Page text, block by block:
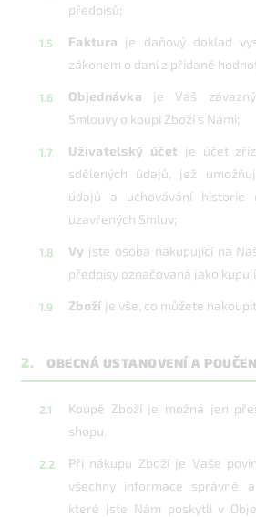
předpisů;
Faktura je daňový doklad
zákonem o dani z přidané
Objednávka je Váš
Smlouvy o koupi Zboží s Námi;
Uživatelský účet je účet
sdělených údajů, jež
údajů a uchovávání historie
uzavřených Smluv;
Vy jste osoba nakupující na
předpisy označovaná jako
Zboží je vše, co můžete
2. OBECNÁ USTANOVENÍ A
Koupě Zboží je možná jen
shopu.
Při nákupu Zboží je Vaše
všechny informace správně
které jste Nám poskytli v